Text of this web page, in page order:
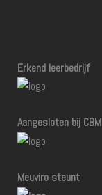
Erkend leerbedrijf
Aangesloten bij CBM
Meuviro steunt